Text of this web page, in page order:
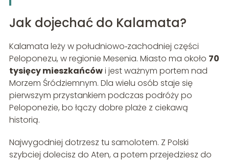
Jak dojechać do Kalamata?
Kalamata leży w południowo‑zachodniej części
Peloponezu, w regionie Mesenia. Miasto ma około 70
tysięcy mieszkańcówi jest ważnym portem nad
Morzem Śródziemnym. Dla wielu osób staje się
pierwszym przystankiem podczas podróży po
Peloponezie, bo łączy dobre plaże z ciekawą
historią.
Najwygodniej dotrzesz tu samolotem. Z Polski
szybciej dolecisz do Aten, a potem przejedziesz do